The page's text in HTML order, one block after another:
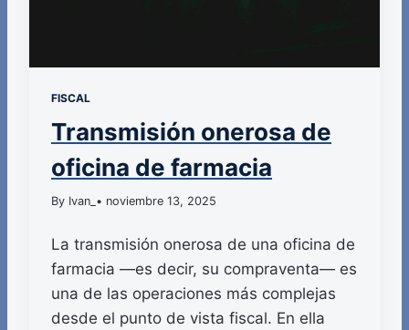
FISCAL
Transmisión onerosa de
oficina de farmacia
By Ivan_ • noviembre 13, 2025
La transmisión onerosa de una oficina de
farmacia —es decir, su compraventa— es
una de las operaciones más complejas
desde el punto de vista fiscal. En ella